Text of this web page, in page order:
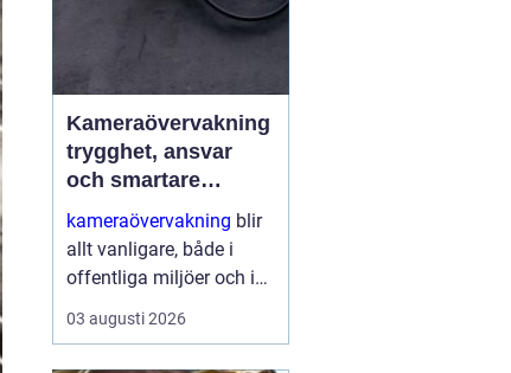
Kameraövervakning
trygghet, ansvar
och smartare
säkerhet
kameraövervakning blir
allt vanligare, både i
offentliga miljöer och i
privata hem. Tekniken
utvecklas snabbt,
03 augusti 2026